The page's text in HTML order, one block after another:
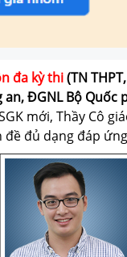
đa kỳ thi(TN
an, ĐGNL Bộ Quốc
mới, Thầy Cô
đề đủ dạng đáp